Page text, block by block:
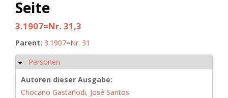
Seite
3.1907=Nr. 31,3
Parent: 3.1907=Nr. 31
Ausblenden
Personen
Autoren dieser Ausgabe:
Chocano Gastañodi, José Santos